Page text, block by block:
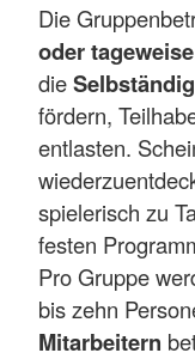
Die
oder tageweise
die
fördern,
entlasten.
spielerisch zu
festen
Pro Gruppe
bis zehn
Mitarbeitern